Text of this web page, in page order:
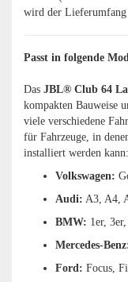
wird der Lieferumfang
Passt in folgende
Das JBL® Club 64
kompakten Bauweise
viele verschiedene
für Fahrzeuge, in
installiert werden kann:
Volkswagen:
Audi: A3, A4,
BMW: 1er,
Mercedes-
Ford: Focus,